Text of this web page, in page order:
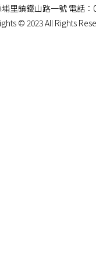
里鎮鐵山路一號 電話：
© 2023 All Rights